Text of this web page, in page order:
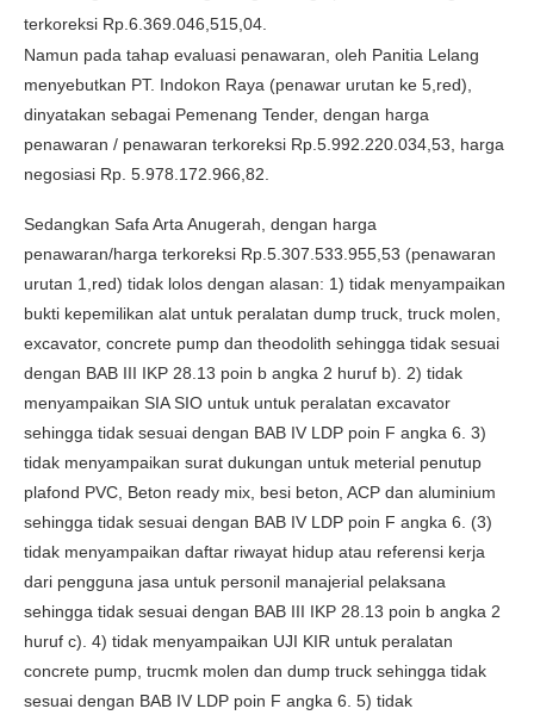
terkoreksi Rp.6.369.046,515,04.
Namun pada tahap evaluasi penawaran, oleh Panitia Lelang
menyebutkan PT. Indokon Raya (penawar urutan ke 5,red),
dinyatakan sebagai Pemenang Tender, dengan harga
penawaran / penawaran terkoreksi Rp.5.992.220.034,53, harga
negosiasi Rp. 5.978.172.966,82.
Sedangkan Safa Arta Anugerah, dengan harga
penawaran/harga terkoreksi Rp.5.307.533.955,53 (penawaran
urutan 1,red) tidak lolos dengan alasan: 1) tidak menyampaikan
bukti kepemilikan alat untuk peralatan dump truck, truck molen,
excavator, concrete pump dan theodolith sehingga tidak sesuai
dengan BAB III IKP 28.13 poin b angka 2 huruf b). 2) tidak
menyampaikan SIA SIO untuk untuk peralatan excavator
sehingga tidak sesuai dengan BAB IV LDP poin F angka 6. 3)
tidak menyampaikan surat dukungan untuk meterial penutup
plafond PVC, Beton ready mix, besi beton, ACP dan aluminium
sehingga tidak sesuai dengan BAB IV LDP poin F angka 6. (3)
tidak menyampaikan daftar riwayat hidup atau referensi kerja
dari pengguna jasa untuk personil manajerial pelaksana
sehingga tidak sesuai dengan BAB III IKP 28.13 poin b angka 2
huruf c). 4) tidak menyampaikan UJI KIR untuk peralatan
concrete pump, trucmk molen dan dump truck sehingga tidak
sesuai dengan BAB IV LDP poin F angka 6. 5) tidak